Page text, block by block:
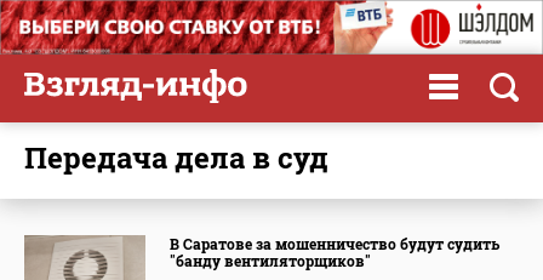
передача дела в суд
В Саратове за мошенничество будут судить
"банду вентиляторщиков"